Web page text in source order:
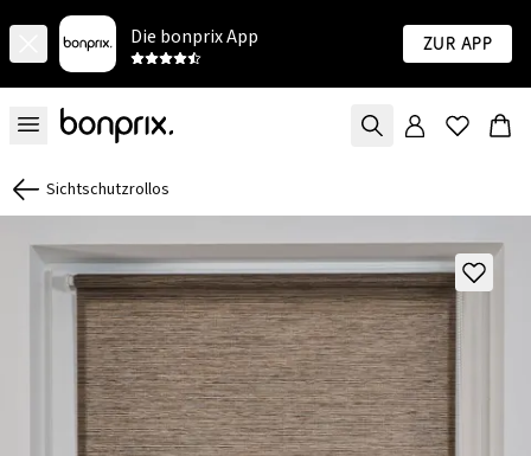
Die bonprix App Zur App
Sichtschutzrollos